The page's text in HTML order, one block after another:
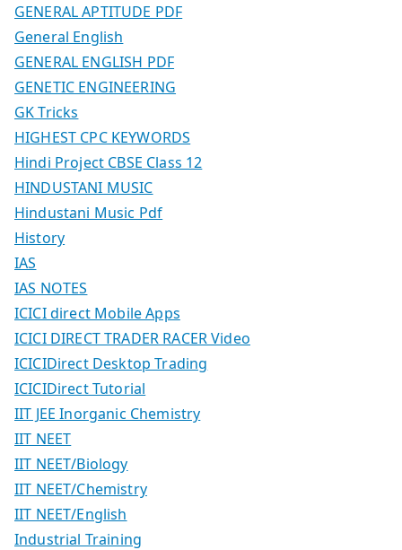
GENERAL APTITUDE PDF
General English
GENERAL ENGLISH PDF
GENETIC ENGINEERING
GK Tricks
HIGHEST CPC KEYWORDS
Hindi Project CBSE Class 12
HINDUSTANI MUSIC
Hindustani Music Pdf
History
IAS
IAS NOTES
ICICI direct Mobile Apps
ICICI DIRECT TRADER RACER Video
ICICIDirect Desktop Trading
ICICIDirect Tutorial
IIT JEE Inorganic Chemistry
IIT NEET
IIT NEET/Biology
IIT NEET/Chemistry
IIT NEET/English
Industrial Training